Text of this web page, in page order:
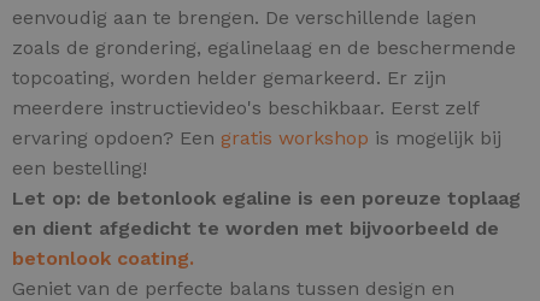
eenvoudig aan te brengen. De verschillende lagen
zoals de grondering, egalinelaag en de beschermende
topcoating, worden helder gemarkeerd. Er zijn
meerdere instructievideo's beschikbaar. Eerst zelf
ervaring opdoen? Een gratis workshop is mogelijk bij
een bestelling!
Let op: de betonlook egaline is een poreuze toplaag
en dient afgedicht te worden met bijvoorbeeld de
betonlook coating.
Geniet van de perfecte balans tussen design en